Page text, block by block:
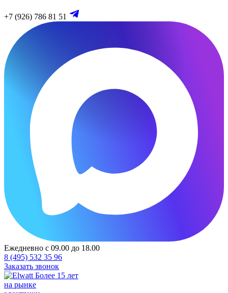
+7 (926) 786 81 51
Ежедневно с 09.00 до 18.00
8 (495) 532 35 96
Заказать звонок
Более 15 лет
на рынке